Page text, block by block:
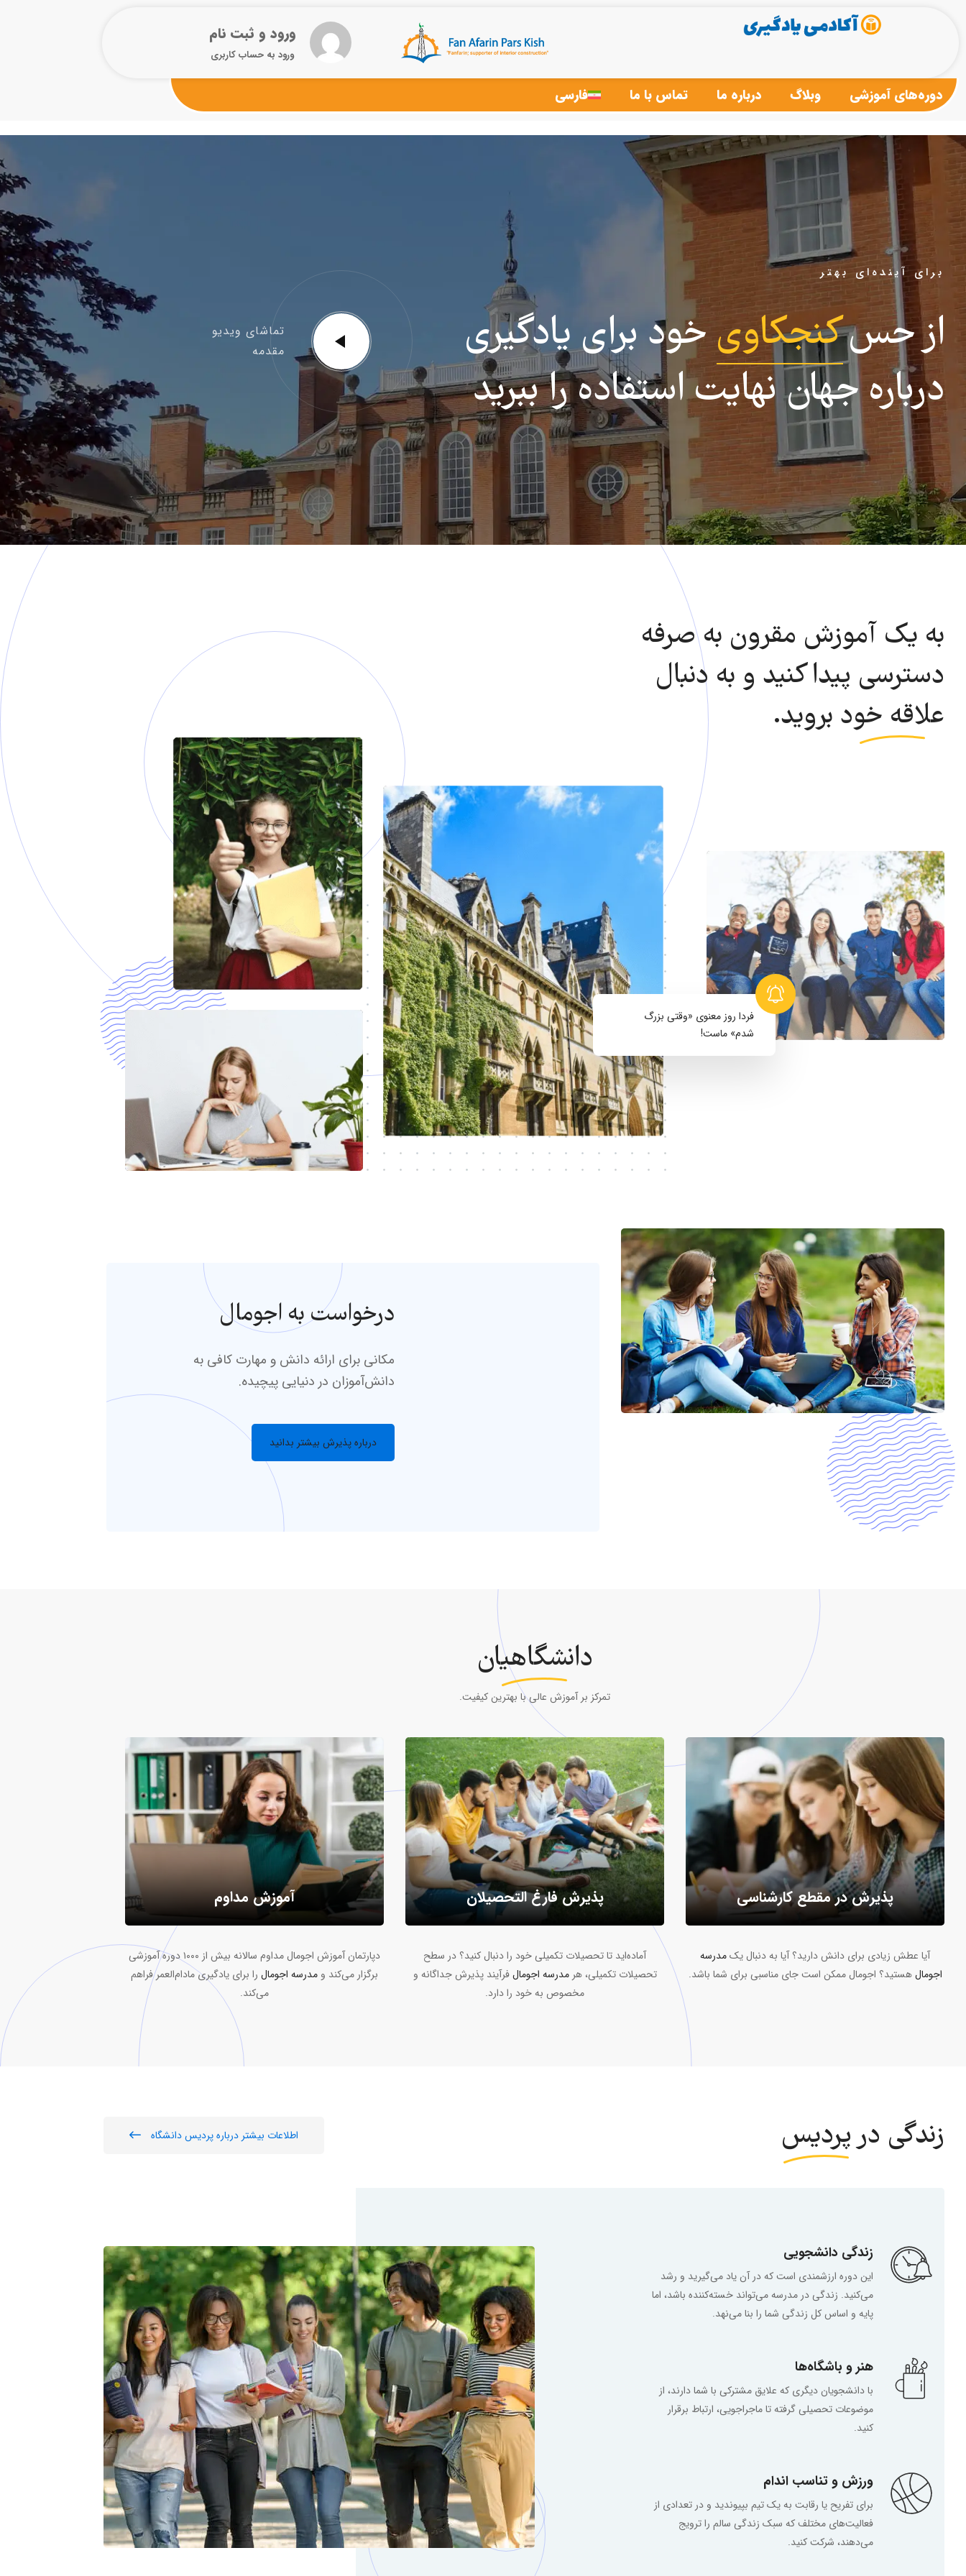
ورود و ثبت نام
ورود به حساب کاربری
دوره‌های آموزشی وبلاگ درباره ما تماس با ما فارسی
برای آینده‌ای بهتر
از حسکنجکاوی خود برای یادگیری
درباره جهان نهایت استفاده را ببرید
تماشای ویدیو
مقدمه
به یک آموزش مقرون به صرفه
دسترسی پیدا کنید و به دنبال
علاقه خود بروید.
فردا روز معنوی «وقتی بزرگ
شدم» ماست!
درخواست به اجومال
مکانی برای ارائه دانش و مهارت کافی به
دانش‌آموزان در دنیایی پیچیده.
درباره پذیرش بیشتر بدانید
دانشگاهیان
تمرکز بر آموزش عالی با بهترین کیفیت.
پذیرش در مقطع کارشناسی
آیا عطش زیادی برای دانش دارید؟ آیا به دنبال یکمدرسه
اجومالهستید؟ اجومال ممکن است جای مناسبی برای شما باشد.
پذیرش فارغ التحصیلان
آماده‌اید تا تحصیلات تکمیلی خود را دنبال کنید؟ در سطح
تحصیلات تکمیلی، هرمدرسه اجومالفرآیند پذیرش جداگانه و
مخصوص به خود را دارد.
آموزش مداوم
دپارتمان آموزش اجومال مداوم سالانه بیش از ۱۰۰۰ دوره آموزشی
برگزار می‌کند و مدرسه اجومالرا برای یادگیری مادام‌العمر فراهم
می‌کند.
زندگی درپردیس اطلاعات بیشتر درباره پردیس دانشگاه
زندگی دانشجویی
این دوره ارزشمندی است که در آن یاد می‌گیرید و رشد
می‌کنید. زندگی در مدرسه می‌تواند خسته‌کننده باشد، اما
پایه و اساس کل زندگی شما را بنا می‌نهد.
هنر و باشگاه‌ها
با دانشجویان دیگری که علایق مشترکی با شما دارند، از
موضوعات تحصیلی گرفته تا ماجراجویی، ارتباط برقرار
کنید.
ورزش و تناسب اندام
برای تفریح یا رقابت به یک تیم بپیوندید و در تعدادی از
فعالیت‌های مختلف که سبک زندگی سالم را ترویج
می‌دهند، شرکت کنید.